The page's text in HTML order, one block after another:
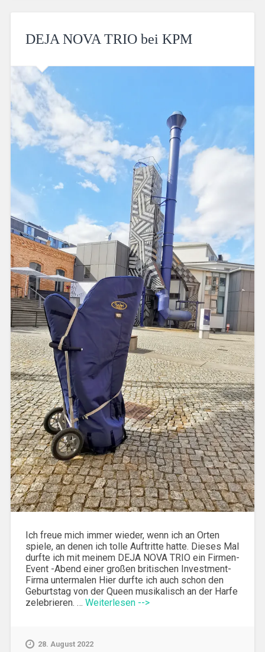
DEJA NOVA TRIO bei KPM
Ich freue mich immer wieder, wenn ich an Orten
spiele, an denen ich tolle Auftritte hatte. Dieses Mal
durfte ich mit meinem DEJA NOVA TRIO ein Firmen-
Event -Abend einer großen britischen Investment-
Firma untermalen Hier durfte ich auch schon den
Geburtstag von der Queen musikalisch an der Harfe
zelebrieren. … Weiterlesen -->
28. August 2022